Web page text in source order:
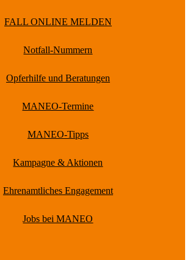
FALL ONLINE MELDEN
Notfall-Nummern
Opferhilfe und Beratungen
MANEO-Termine
MANEO-Tipps
Kampagne & Aktionen
Ehrenamtliches Engagement
Jobs bei MANEO